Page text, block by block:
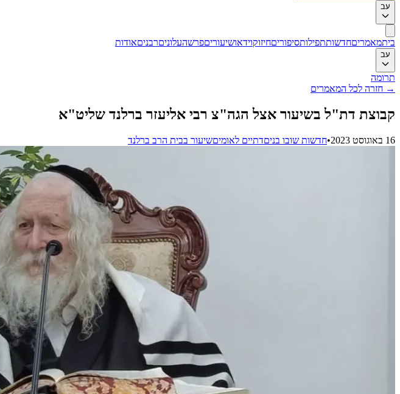
עב
ביתמאמריםחדשותתפילותסיפוריםחיזוקוידאושיעוריםפרשהעלוניםרבניםאודות
עב
תרומה
→ חזרה לכל המאמרים
קבוצת דת"ל בשיעור אצל הגה"צ רבי אליעזר ברלנד שליט"א
16 באוגוסט 2023 •חדשות שובו בניםדתיים לאומיםשיעור בבית הרב ברלנד